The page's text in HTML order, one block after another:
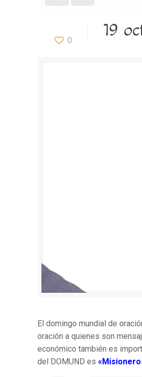
0 19
El domingo mundial de
oración a quienes son
económico también es
del DOMUND es